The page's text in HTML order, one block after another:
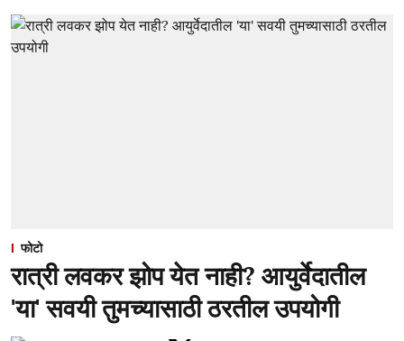
फोटो
रात्री लवकर झोप येत नाही? आयुर्वेदातील
'या' सवयी तुमच्यासाठी ठरतील उपयोगी